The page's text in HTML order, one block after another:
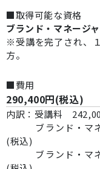
■取得可能な資格
ブランド・マネージ
※受講を完了され、
方。
■費用
290,400円(税込)
内訳：受講料
ブランド・マネ
(税込)
ブランド・マネ